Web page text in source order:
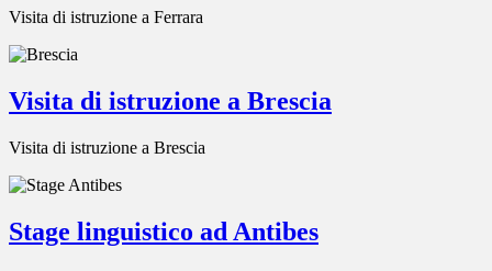
Visita di istruzione a Ferrara
Visita di istruzione a Brescia
Visita di istruzione a Brescia
Stage linguistico ad Antibes